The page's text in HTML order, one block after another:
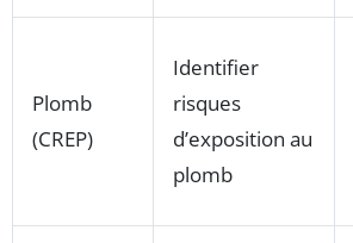
Plomb
(CREP)
Identifier
risques
d’exposition au
plomb